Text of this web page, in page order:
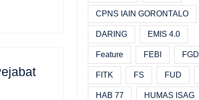
CPNS IAIN GORONTALO
DARING EMIS 4.0
Feature FEBI FGD
FITK FS FUD
HAB 77 HUMAS ISAG